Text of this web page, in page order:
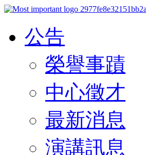
公告
榮譽事蹟
中心徵才
最新消息
演講訊息